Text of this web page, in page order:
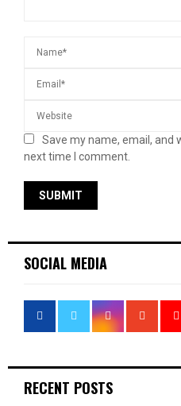
Save my name, email, and
next time I comment.
SOCIAL MEDIA
RECENT POSTS